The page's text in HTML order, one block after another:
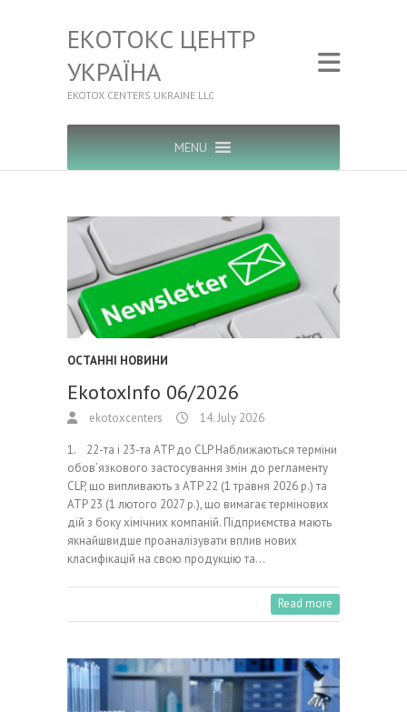
ЕКОТОКС ЦЕНТР
УКРАЇНА
EKOTOX CENTERS UKRAINE LLC
MENU
ОСТАННІ НОВИНИ
EkotoxInfo 06/2026
ekotoxcenters 14. July 2026
1. 22-та і 23-та ATP до CLP Наближаються терміни
обов’язкового застосування змін до регламенту
CLP, що випливають з ATP 22 (1 травня 2026 р.) та
ATP 23 (1 лютого 2027 р.), що вимагає термінових
дій з боку хімічних компаній. Підприємства мають
якнайшвидше проаналізувати вплив нових
класифікацій на свою продукцію та…
Read more